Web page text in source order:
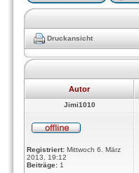
Druckansicht
Autor
Jimi1010
Registriert: Mittwoch 6. März
2013, 19:12
Beiträge: 1